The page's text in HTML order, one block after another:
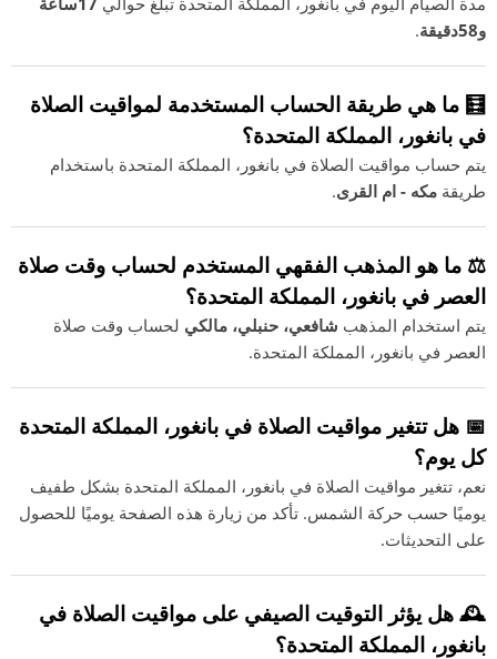
و58دقيقة
.
🧮 ما هي طريقة الحساب المستخدمة لمواقيت الصلاة
في بانغور، المملكة المتحدة؟
يتم حساب مواقيت الصلاة في بانغور، المملكة المتحدة باستخدام
طريقة مكه - ام القرى.
⚖️ ما هو المذهب الفقهي المستخدم لحساب وقت صلاة
العصر في بانغور، المملكة المتحدة؟
يتم استخدام المذهب شافعي، حنبلي، مالكي لحساب وقت صلاة
العصر في بانغور، المملكة المتحدة.
📅 هل تتغير مواقيت الصلاة في بانغور، المملكة المتحدة
كل يوم؟
نعم، تتغير مواقيت الصلاة في بانغور، المملكة المتحدة بشكل طفيف
يوميًا حسب حركة الشمس. تأكد من زيارة هذه الصفحة يوميًا للحصول
على التحديثات.
🕰️ هل يؤثر التوقيت الصيفي على مواقيت الصلاة في
بانغور، المملكة المتحدة؟